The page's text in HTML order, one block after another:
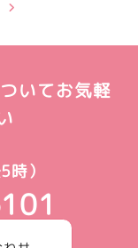
いてお気軽
時）